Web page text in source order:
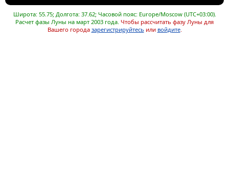
Широта: 55.75; Долгота: 37.62; Часовой пояс: Europe/Moscow (UTC+03:00).
Расчет фазы Луны на март 2003 года. Чтобы рассчитать фазу Луны для
Вашего города зарегистрируйтесь или войдите.